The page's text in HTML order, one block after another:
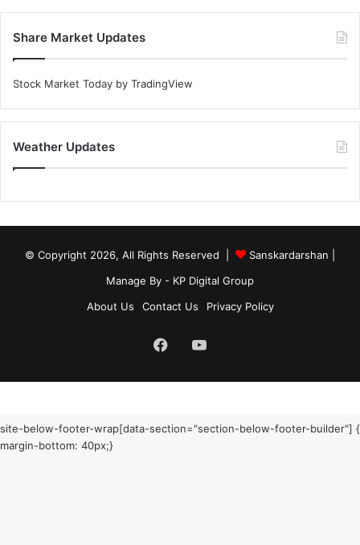
Share Market Updates
Stock Market Today by TradingView
Weather Updates
© Copyright 2026, All Rights Reserved | Sanskardarshan
Manage By - KP Digital Group
About Us
Contact Us Privacy Policy
FacebookYouTube
site-below-footer-wrap[data-section="section-below-footer-builder"] {
margin-bottom: 40px;}